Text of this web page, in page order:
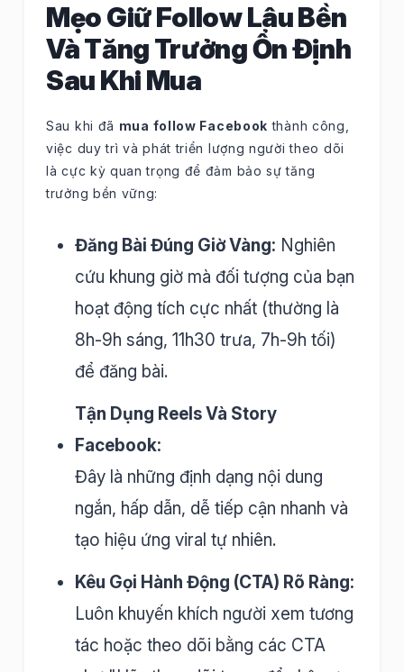
Mẹo Giữ Follow Lâu Bền
Và Tăng Trưởng Ổn Định
Sau Khi Mua
Sau khi đã mua follow Facebook thành công,
việc duy trì và phát triển lượng người theo dõi
là cực kỳ quan trọng để đảm bảo sự tăng
trưởng bền vững:
Đăng Bài Đúng Giờ Vàng: Nghiên
cứu khung giờ mà đối tượng của bạn
hoạt động tích cực nhất (thường là
8h-9h sáng, 11h30 trưa, 7h-9h tối)
để đăng bài.
Tận Dụng Reels Và Story
Facebook:
Đây là những định dạng nội dung
ngắn, hấp dẫn, dễ tiếp cận nhanh và
tạo hiệu ứng viral tự nhiên.
Kêu Gọi Hành Động (CTA) Rõ Ràng:
Luôn khuyến khích người xem tương
tác hoặc theo dõi bằng các CTA